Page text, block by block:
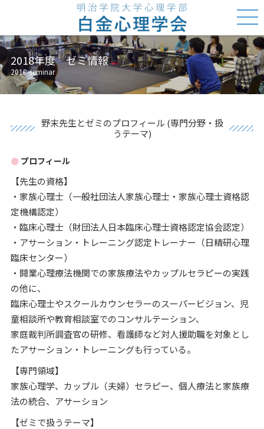
2018年度 ゼミ情報
2018-seminar
野末先生とゼミのプロフィール (専門分野・扱
うテーマ)
プロフィール
【先生の資格】
・家族心理士（一般社団法人家族心理士・家族心理士資格認
定機構認定）
・臨床心理士（財団法人日本臨床心理士資格認定協会認定）
・アサーション・トレーニング認定トレーナー（日精研心理
臨床センター）
・開業心理療法機関での家族療法やカップルセラピーの実践
の他に、
臨床心理士やスクールカウンセラーのスーパービジョン、児
童相談所や教育相談室でのコンサルテーション、
家庭裁判所調査官の研修、看護師など対人援助職を対象とし
たアサーション・トレーニングも行っている。
【専門領域】
家族心理学、カップル（夫婦）セラピー、個人療法と家族療
法の統合、アサーション
【ゼミで扱うテーマ】